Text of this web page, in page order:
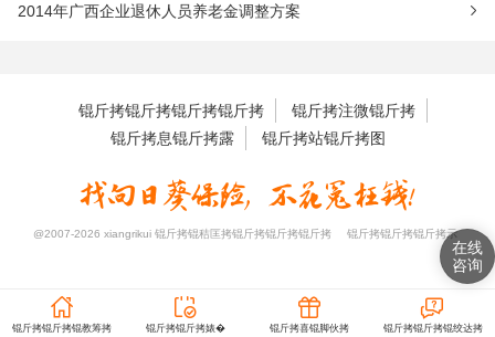
2014年广西企业退休人员养老金调整方案
锟斤拷锟斤拷锟教筹拷 锟斤拷锟斤拷婊� 锟斤拷喜锟脚伙拷 锟斤拷锟斤拷锟绞达拷
锟斤拷锟斤拷锟斤拷锟斤拷
锟斤拷注微锟斤拷
锟斤拷息锟斤拷露
锟斤拷站锟斤拷图
@2007-2026 xiangrikui 锟斤拷锟秸匡拷锟斤拷锟斤拷锟斤拷 锟斤拷锟斤拷锟斤拷示